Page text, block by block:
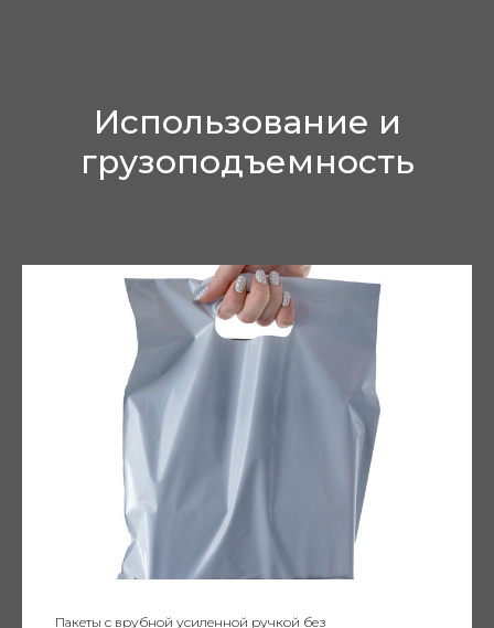
Использование и
грузоподъемность
Пакеты с врубной усиленной ручкой без